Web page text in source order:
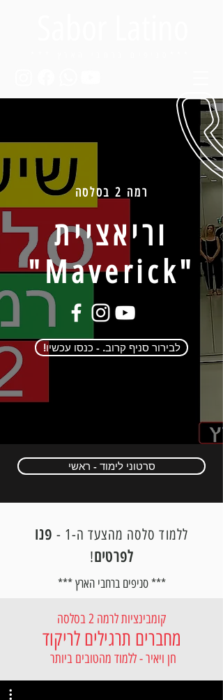
רמה 2 בסלסה
וריאציית
"Maverick"
!לבירור סניף קרוב. - כנסו עכשיו
סרטוני לימוד - ראשי
ללמוד סלסה מהצעד ה-1 -
פנו
לפרטים!
*** סניפים ברחבי הארץ ***
קומבינציות לרמה 2 בסלסה
מחברים תרגילים לריקוד
חן ויאיר - ללמוד מהטובים ביותר